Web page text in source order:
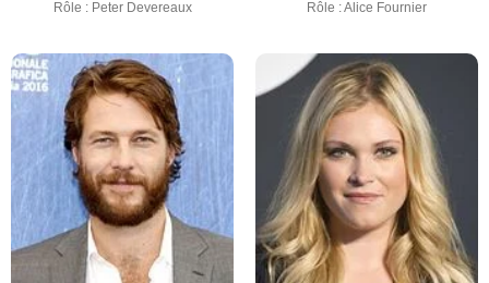
Rôle : Peter Devereaux Rôle : Alice Fournier